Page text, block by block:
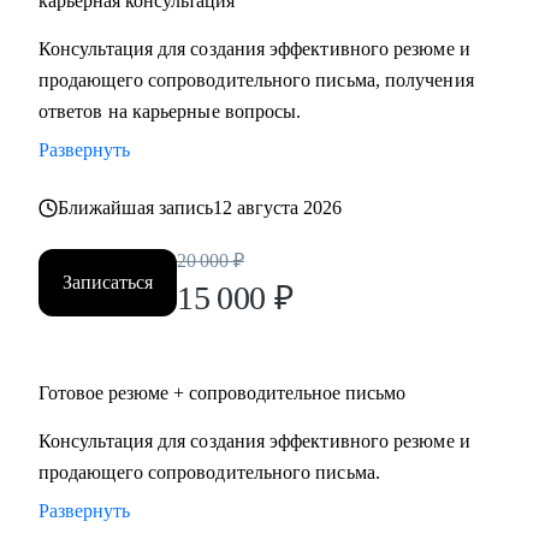
сферах:
• Продаж и работы с клиентами (B2B, B2C, B2G, E-
commerce)
• Финансов
• Образования/Ed-tech
• Маркетинга
• Закупок/Логистики.
Консультация для создания эффективного резюме и
продающего сопроводительного письма, получения
ответов на карьерные вопросы.
Развернуть
Ближайшая запись12 августа 2026
Записаться
20 000 ₽
15 000 ₽
Готовое резюме + сопроводительное письмо
Консультация для создания эффективного резюме и
продающего сопроводительного письма.
Развернуть